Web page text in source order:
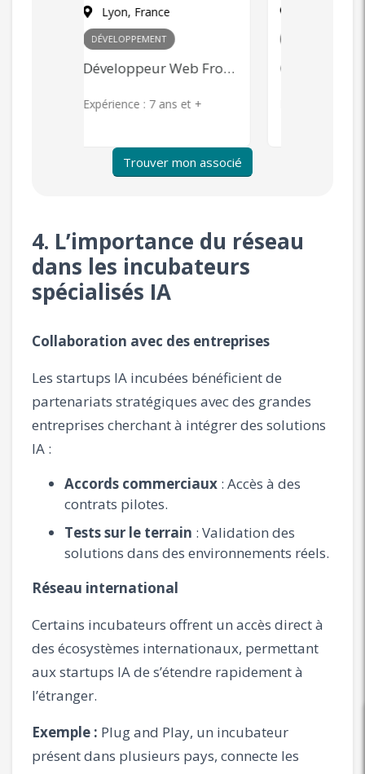
Paris, France
MARKETING
Expérience :7 ans et +
Trouver mon associé
4. L’importance du réseau
dans les incubateurs
spécialisés IA
Collaboration avec des entreprises
Les startups IA incubées bénéficient de
partenariats stratégiques avec des grandes
entreprises cherchant à intégrer des solutions
IA :
Accords commerciaux : Accès à des
contrats pilotes.
Tests sur le terrain : Validation des
solutions dans des environnements réels.
Réseau international
Certains incubateurs offrent un accès direct à
des écosystèmes internationaux, permettant
aux startups IA de s’étendre rapidement à
l’étranger.
Exemple : Plug and Play, un incubateur
présent dans plusieurs pays, connecte les